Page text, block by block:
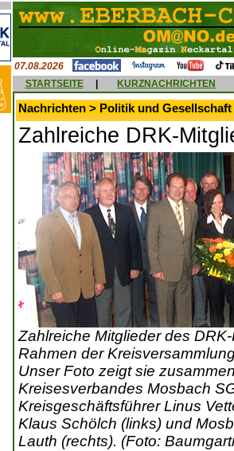
07.08.2026
STARTSEITE
KURZNACHRICHTEN
Nachrichten > Politik und Gesellschaft
Zahlreiche DRK-
Zahlreiche Mitglieder des
Rahmen der
Unser Foto zeigt sie
Kreisesverbandes Mosbach
Kreisgeschäftsführer Linus
Klaus Schölch (links) und
Lauth (rechts). (Foto: